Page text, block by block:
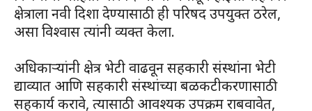
क्षेत्राला नवी दिशा देण्यासाठी ही परिषद उपयुक्त ठरेल,
असा विश्वास त्यांनी व्यक्त केला.
अधिकाऱ्यांनी क्षेत्र भेटी वाढवून सहकारी संस्थांना भेटी
द्याव्यात आणि सहकारी संस्थांच्या बळकटीकरणासाठी
सहकार्य करावे, त्यासाठी आवश्यक उपक्रम राबवावेत,